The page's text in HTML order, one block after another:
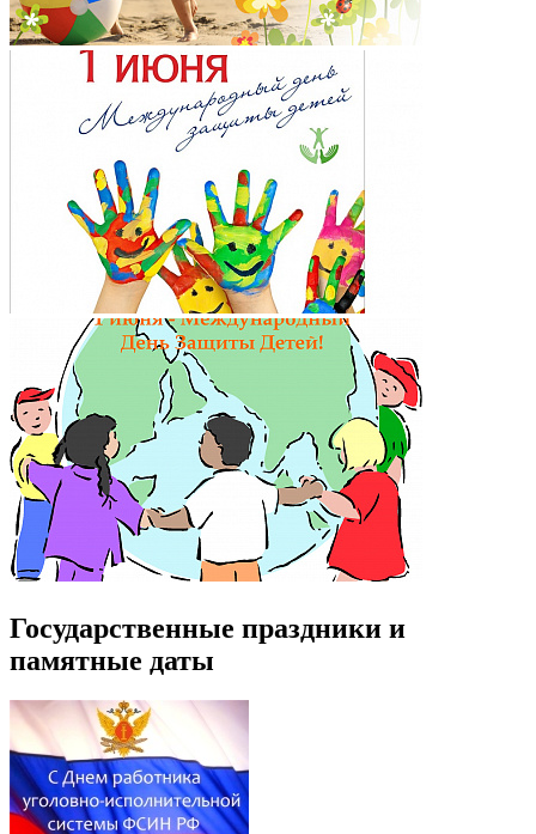
Государственные праздники и
памятные даты